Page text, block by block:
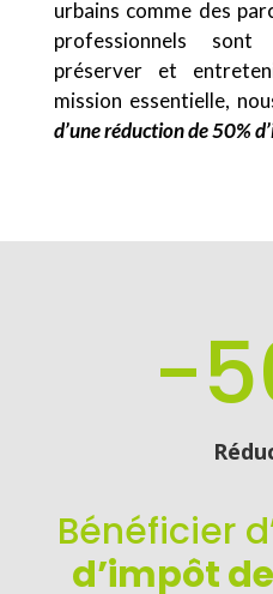
urbains comme des
professionnels
préserver et
mission essentielle,
d’une réduction de 50%
-
Bénéficier
d’impôt